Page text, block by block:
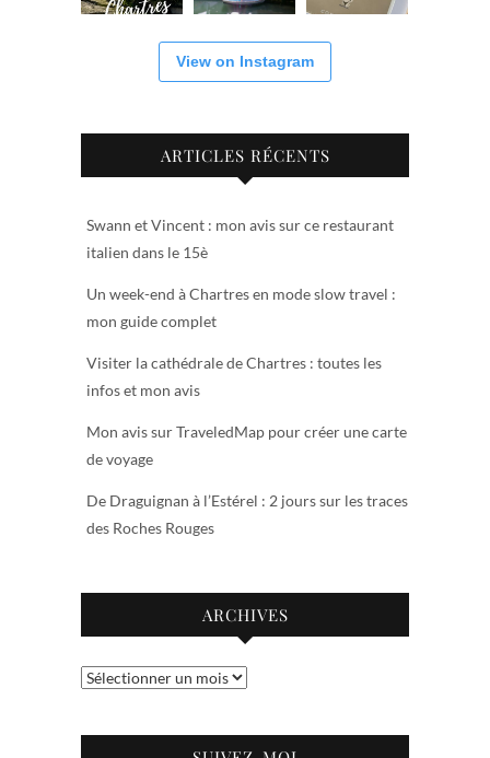
View on Instagram
ARTICLES RÉCENTS
Swann et Vincent : mon avis sur ce restaurant
italien dans le 15è
Un week-end à Chartres en mode slow travel :
mon guide complet
Visiter la cathédrale de Chartres : toutes les
infos et mon avis
Mon avis sur TraveledMap pour créer une carte
de voyage
De Draguignan à l’Estérel : 2 jours sur les traces
des Roches Rouges
ARCHIVES
Archives